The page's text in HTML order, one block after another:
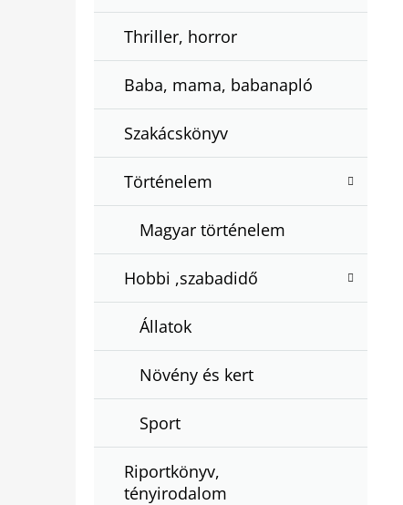
Thriller, horror
Baba, mama, babanapló
Szakácskönyv
Történelem
Magyar történelem
Hobbi ,szabadidő
Állatok
Növény és kert
Sport
Riportkönyv,
tényirodalom